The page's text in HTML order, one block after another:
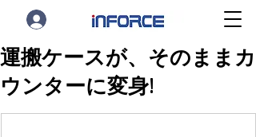
運搬ケースが、そのままカ
ウンターに変身!